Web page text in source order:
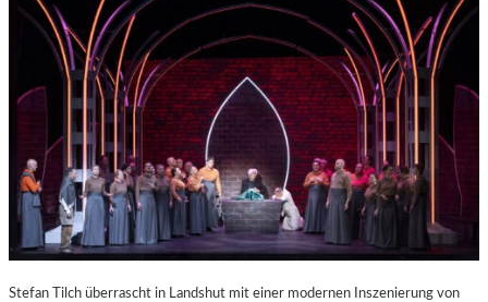
M
A
U
Stefan Tilch überrascht in Landshut mit einer modernen Inszenierung von